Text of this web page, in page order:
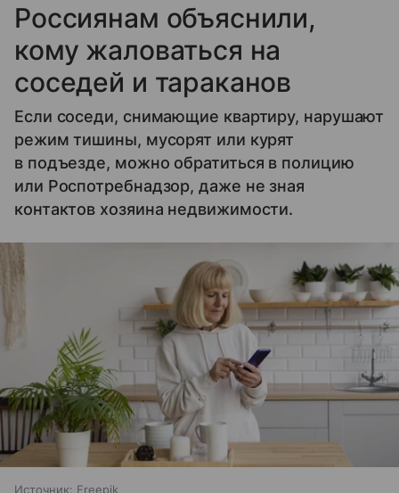
Россиянам объяснили,
кому жаловаться на
соседей и тараканов
Если соседи, снимающие квартиру, нарушают
режим тишины, мусорят или курят
в подъезде, можно обратиться в полицию
или Роспотребнадзор, даже не зная
контактов хозяина недвижимости.
Источник: Freepik